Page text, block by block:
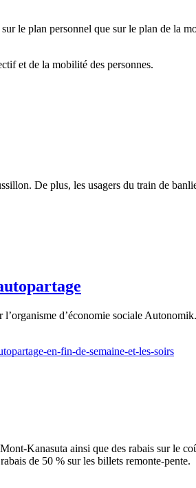
le plan personnel que sur le plan de la
et de la mobilité des personnes.
De plus, les usagers du train de
d’économie sociale
en-fin-de-semaine-et-les-soirs
Kanasuta ainsi que des rabais sur le
de 50 % sur les billets remonte-pente.